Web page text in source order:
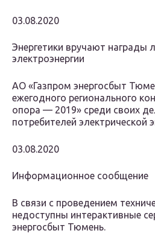
03.08.2020
Энергетики вручают награды
электроэнергии
АО «Газпром энергосбыт
ежегодного регионального
опора — 2019» среди своих
потребителей электрической
03.08.2020
Информационное сообщение
В связи с проведением
недоступны интерактивные
энергосбыт Тюмень.